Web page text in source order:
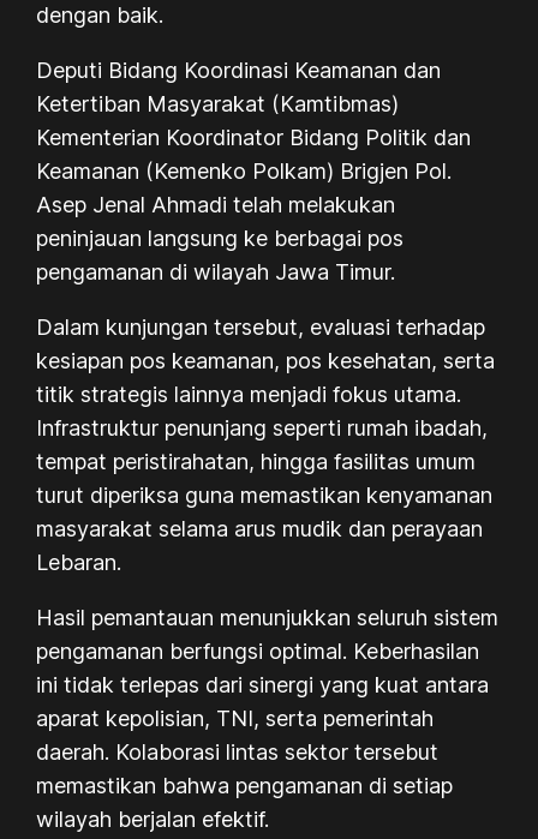
dengan baik.
Deputi Bidang Koordinasi Keamanan dan
Ketertiban Masyarakat (Kamtibmas)
Kementerian Koordinator Bidang Politik dan
Keamanan (Kemenko Polkam) Brigjen Pol.
Asep Jenal Ahmadi telah melakukan
peninjauan langsung ke berbagai pos
pengamanan di wilayah Jawa Timur.
Dalam kunjungan tersebut, evaluasi terhadap
kesiapan pos keamanan, pos kesehatan, serta
titik strategis lainnya menjadi fokus utama.
Infrastruktur penunjang seperti rumah ibadah,
tempat peristirahatan, hingga fasilitas umum
turut diperiksa guna memastikan kenyamanan
masyarakat selama arus mudik dan perayaan
Lebaran.
Hasil pemantauan menunjukkan seluruh sistem
pengamanan berfungsi optimal. Keberhasilan
ini tidak terlepas dari sinergi yang kuat antara
aparat kepolisian, TNI, serta pemerintah
daerah. Kolaborasi lintas sektor tersebut
memastikan bahwa pengamanan di setiap
wilayah berjalan efektif.